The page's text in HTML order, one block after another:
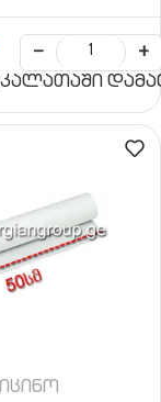
−
+
კალათაში